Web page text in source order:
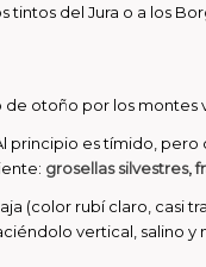
del Jura o a los
otoño por los montes
principio es tímido,
grosellas silvestres,
(color rubí claro, casi
vertical, salino